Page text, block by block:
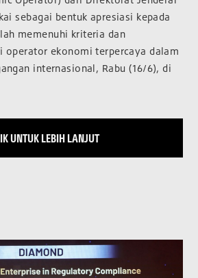
sebagai bentuk apresiasi kepada
memenuhi kriteria dan
operator ekonomi terpercaya dalam
internasional, Rabu (16/6), di
UNTUK LEBIH LANJUT